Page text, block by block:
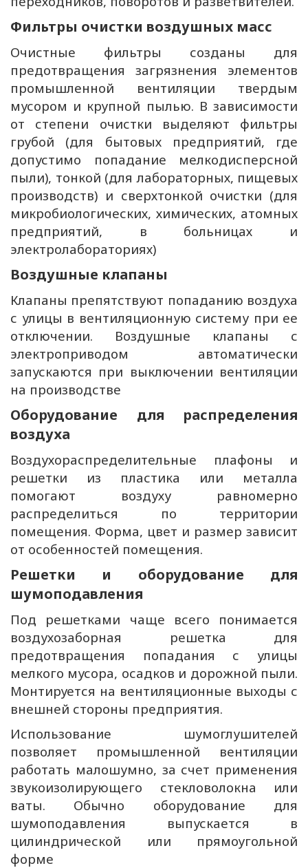
Фильтры очистки воздушных масс
Очистные фильтры созданы для
предотвращения загрязнения элементов
промышленной вентиляции твердым
мусором и крупной пылью. В зависимости
от степени очистки выделяют фильтры
грубой (для бытовых предприятий, где
допустимо попадание мелкодисперсной
пыли), тонкой (для лабораторных, пищевых
производств) и сверхтонкой очистки (для
микробиологических, химических, атомных
предприятий, в больницах и
электролабораториях)
Воздушные клапаны
Клапаны препятствуют попаданию воздуха
с улицы в вентиляционную систему при ее
отключении. Воздушные клапаны с
электроприводом автоматически
запускаются при выключении вентиляции
на производстве
Оборудование для распределения
воздуха
Воздухораспределительные плафоны и
решетки из пластика или металла
помогают воздуху равномерно
распределиться по территории
помещения. Форма, цвет и размер зависит
от особенностей помещения.
Решетки и оборудование для
шумоподавления
Под решетками чаще всего понимается
воздухозаборная решетка для
предотвращения попадания с улицы
мелкого мусора, осадков и дорожной пыли.
Монтируется на вентиляционные выходы с
внешней стороны предприятия.
Использование шумоглушителей
позволяет промышленной вентиляции
работать малошумно, за счет применения
звукоизолирующего стекловолокна или
ваты. Обычно оборудование для
шумоподавления выпускается в
цилиндрической или прямоугольной
форме